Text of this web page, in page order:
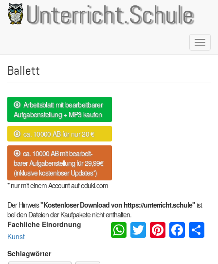
Direkt
zum
Inhalt
Unterricht.Schule
Ballett
Arbeitsblatt mit bearbeitbarer
Aufgabenstellung + MP3 kaufen
ca. 10000 AB für nur 20 €
ca. 10000 AB mit bearbeit-
barer Aufgabenstellung für 29,99€
(inklusive kostenloser Updates*)
* nur mit einem Account auf eduki.com
Der Hinweis"Kostenloser Download von https://unterricht.schule"ist
bei den Dateien der Kaufpakete nicht enthalten.
Fachliche Einordnung
Kunst
Schlagwörter
WhatsApp
Twitter